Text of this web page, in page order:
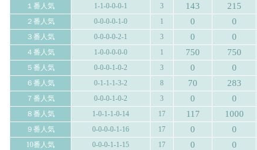
１番人気 1-1-0-0-0-1 3 143 215
２番人気 0-0-0-0-1-0 1 0 0
３番人気 0-0-0-0-2-1 3 0 0
４番人気 1-0-0-0-0-0 1 750 750
５番人気 0-0-0-1-0-2 3 0 0
６番人気 0-1-1-1-3-2 8 70 283
７番人気 0-0-0-1-0-2 3 0 0
８番人気 1-0-1-1-0-14 17 117 1000
９番人気 0-0-0-0-1-16 17 0 0
10番人気 0-0-0-1-1-15 17 0 0